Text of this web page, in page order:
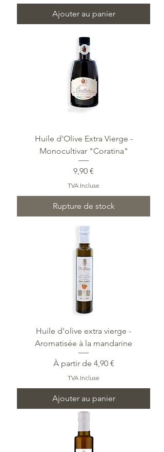
Ajouter au panier
Huile d'Olive Extra Vierge -
Monocultivar "Coratina"
Prix
9,90 €
TVA Incluse
Rupture de stock
Huile d'olive extra vierge -
Aromatisée à la mandarine
À partir de 4,90 €
Prix promotionnel
TVA Incluse
Ajouter au panier